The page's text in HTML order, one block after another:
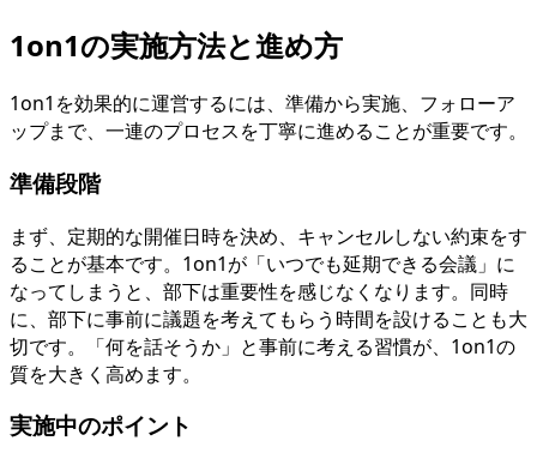
1on1の実施方法と進め方
1on1を効果的に運営するには、準備から実施、フォローア
ップまで、一連のプロセスを丁寧に進めることが重要です。
準備段階
まず、定期的な開催日時を決め、キャンセルしない約束をす
ることが基本です。1on1が「いつでも延期できる会議」に
なってしまうと、部下は重要性を感じなくなります。同時
に、部下に事前に議題を考えてもらう時間を設けることも大
切です。「何を話そうか」と事前に考える習慣が、1on1の
質を大きく高めます。
実施中のポイント